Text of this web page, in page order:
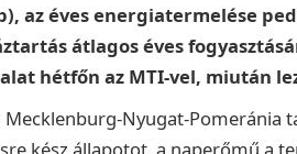
az éves energiatermelése
átlagos éves
hétfőn az MTI-vel, miután
Mecklenburg-Nyugat-Pomeránia
kész állapotot, a naperőmű a